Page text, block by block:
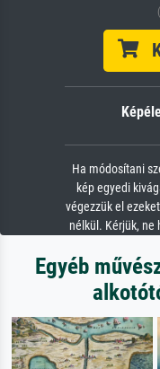
Ha módosítani
kép egyedi
végezzük el
nélkül. Kérjük, ne
Egyéb